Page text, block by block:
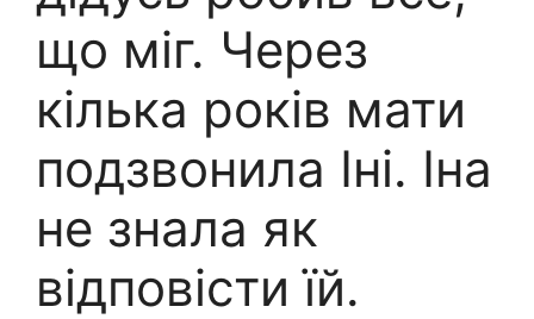
що міг. Через
кілька років мати
подзвонила Іні. Іна
не знала як
відповісти їй.